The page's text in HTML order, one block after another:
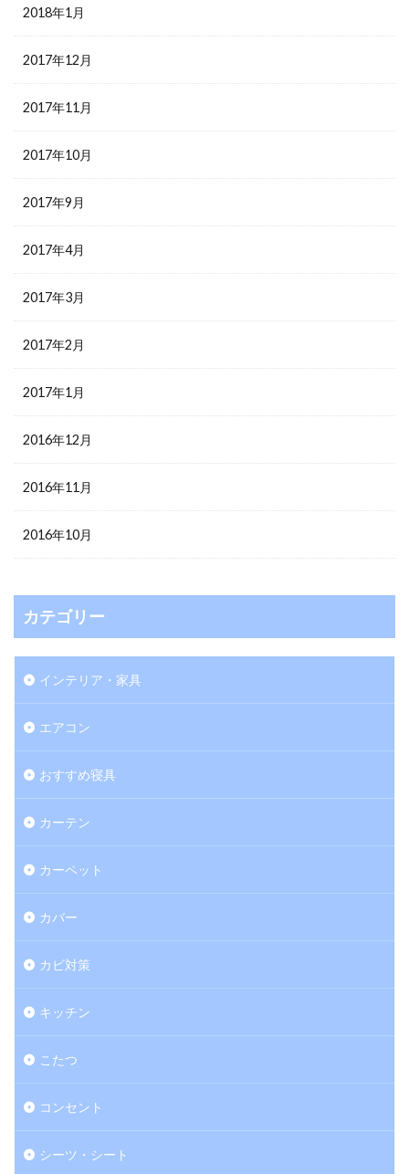
2018年1月
2017年12月
2017年11月
2017年10月
2017年9月
2017年4月
2017年3月
2017年2月
2017年1月
2016年12月
2016年11月
2016年10月
カテゴリー
インテリア・家具
エアコン
おすすめ寝具
カーテン
カーペット
カバー
カビ対策
キッチン
こたつ
コンセント
シーツ・シート